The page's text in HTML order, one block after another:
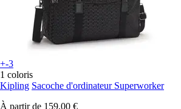
+-3
1 coloris
Kipling Sacoche d'ordinateur Superworker
À partir de 159,00 €